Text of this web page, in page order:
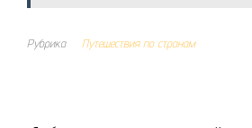
Рубрика Путешествия по странам